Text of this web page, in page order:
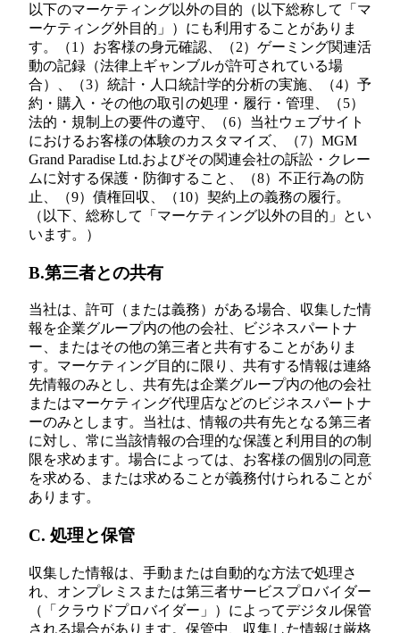
以下のマーケティング以外の目的（以下総称して「マ
ーケティング外目的」）にも利用することがありま
す。（1）お客様の身元確認、（2）ゲーミング関連活
動の記録（法律上ギャンブルが許可されている場
合）、（3）統計・人口統計学的分析の実施、（4）予
約・購入・その他の取引の処理・履行・管理、（5）
法的・規制上の要件の遵守、（6）当社ウェブサイト
におけるお客様の体験のカスタマイズ、（7）MGM
Grand Paradise Ltd.およびその関連会社の訴訟・クレー
ムに対する保護・防御すること、（8）不正行為の防
止、（9）債権回収、（10）契約上の義務の履行。
（以下、総称して「マーケティング以外の目的」とい
います。）
B.第三者との共有
当社は、許可（または義務）がある場合、収集した情
報を企業グループ内の他の会社、ビジネスパートナ
ー、またはその他の第三者と共有することがありま
す。マーケティング目的に限り、共有する情報は連絡
先情報のみとし、共有先は企業グループ内の他の会社
またはマーケティング代理店などのビジネスパートナ
ーのみとします。当社は、情報の共有先となる第三者
に対し、常に当該情報の合理的な保護と利用目的の制
限を求めます。場合によっては、お客様の個別の同意
を求める、または求めることが義務付けられることが
あります。
C. 処理と保管
収集した情報は、手動または自動的な方法で処理さ
れ、オンプレミスまたは第三者サービスプロバイダー
（「クラウドプロバイダー」）によってデジタル保管
される場合があります。保管中、収集した情報は厳格